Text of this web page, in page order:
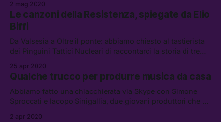
2 mag 2020
Le canzoni della Resistenza, spiegate da Elio
Biffi
Da Valsesia a Oltre il ponte: abbiamo chiesto al tastierista
dei Pinguini Tattici Nucleari di raccontarci la storia di tre
25 apr 2020
Qualche trucco per produrre musica da casa
Abbiamo fatto una chiacchierata via Skype con Simone
Sproccati e Iacopo Sinigallia, due giovani produttori che ci
2 apr 2020